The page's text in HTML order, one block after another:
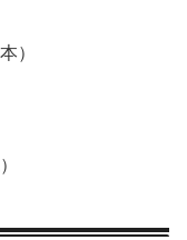
）